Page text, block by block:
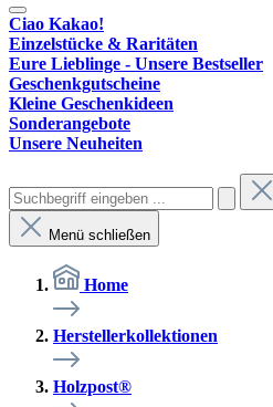
Ciao Kakao!
Einzelstücke & Raritäten
Eure Lieblinge - Unsere Bestseller
Geschenkgutscheine
Kleine Geschenkideen
Sonderangebote
Unsere Neuheiten
Menü schließen
Home
Herstellerkollektionen
Holzpost®